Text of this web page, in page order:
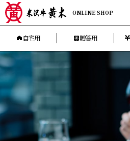
ONLINE SHOP
自宅用 贈答用